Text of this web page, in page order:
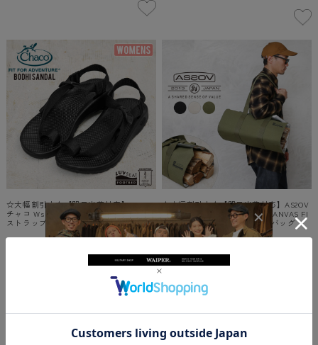
☆大幅割引中☆【即日出荷対応】Chaco
チャコ Ws BODHI ウーマンズ ボーディ
ストラップサンダル【T】
定価: ¥9,900(税込)
-（ 件）
☆大幅割引中☆【即日出荷対応】AS2OV
アッソブ 182000 ALBERTON CANVAS FI
RE WOOD BAG キャンバス 薪バッグ
【キャンペーン対象外】【T】
価格: ¥4,840